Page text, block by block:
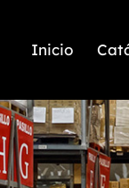
Inicio